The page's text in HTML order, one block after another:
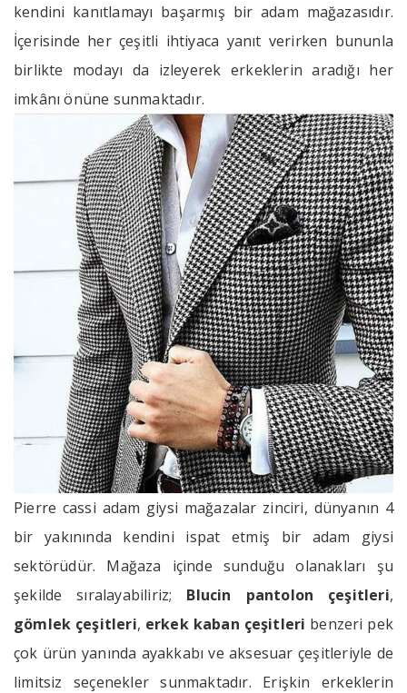
kendini kanıtlamayı başarmış bir adam mağazasıdır.
İçerisinde her çeşitli ihtiyaca yanıt verirken bununla
birlikte modayı da izleyerek erkeklerin aradığı her
imkânı önüne sunmaktadır.
Pierre cassi adam giysi mağazalar zinciri, dünyanın 4
bir yakınında kendini ispat etmiş bir adam giysi
sektörüdür. Mağaza içinde sunduğu olanakları şu
şekilde sıralayabiliriz; Blucin pantolon çeşitleri,
gömlek çeşitleri, erkek kaban çeşitleri benzeri pek
çok ürün yanında ayakkabı ve aksesuar çeşitleriyle de
limitsiz seçenekler sunmaktadır. Erişkin erkeklerin